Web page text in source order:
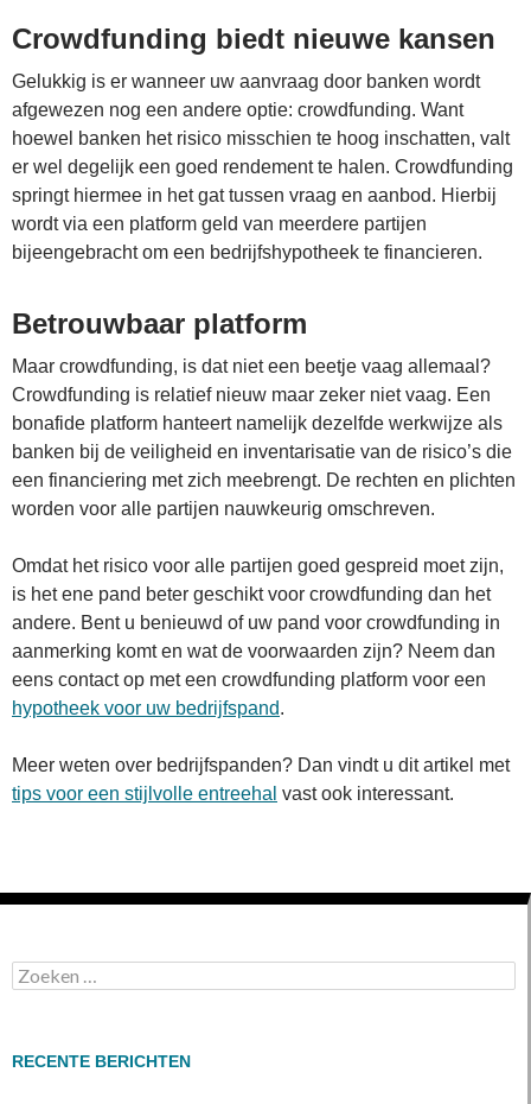
Crowdfunding biedt nieuwe kansen
Gelukkig is er wanneer uw aanvraag door banken wordt
afgewezen nog een andere optie: crowdfunding. Want
hoewel banken het risico misschien te hoog inschatten, valt
er wel degelijk een goed rendement te halen. Crowdfunding
springt hiermee in het gat tussen vraag en aanbod. Hierbij
wordt via een platform geld van meerdere partijen
bijeengebracht om een bedrijfshypotheek te financieren.
Betrouwbaar platform
Maar crowdfunding, is dat niet een beetje vaag allemaal?
Crowdfunding is relatief nieuw maar zeker niet vaag. Een
bonafide platform hanteert namelijk dezelfde werkwijze als
banken bij de veiligheid en inventarisatie van de risico’s die
een financiering met zich meebrengt. De rechten en plichten
worden voor alle partijen nauwkeurig omschreven.
Omdat het risico voor alle partijen goed gespreid moet zijn,
is het ene pand beter geschikt voor crowdfunding dan het
andere. Bent u benieuwd of uw pand voor crowdfunding in
aanmerking komt en wat de voorwaarden zijn? Neem dan
eens contact op met een crowdfunding platform voor een
hypotheek voor uw bedrijfspand.
Meer weten over bedrijfspanden? Dan vindt u dit artikel met
tips voor een stijlvolle entreehal vast ook interessant.
Zoeken
naar:
RECENTE BERICHTEN